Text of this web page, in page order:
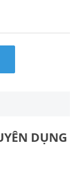
DỤNG